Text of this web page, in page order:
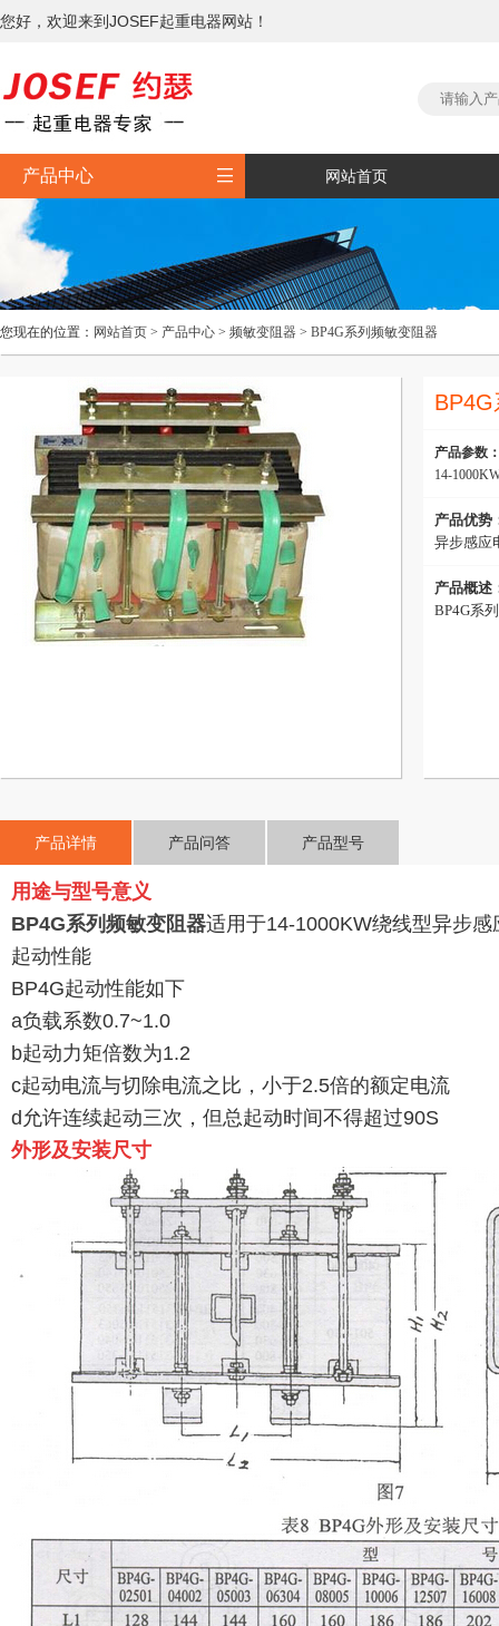
您好，欢迎来到JOSEF起重电器网站！
产品中心  网站首页
您现在的位置： 网站首页 > 产品中心 > 频敏变阻器 > BP4G系列频敏变阻器
产品参数
14-
产品优势
异步感应
产品概述
BP4G系
产品详情 产品问答 产品型号
用途与型号意义
BP4G系列频敏变阻器适用于14-1000KW绕线型异步
起动性能
BP4G起动性能如下
a负载系数0.7~1.0
b起动力矩倍数为1.2
c起动电流与切除电流之比，小于2.5倍的额定电流
d允许连续起动三次，但总起动时间不得超过90S
外形及安装尺寸